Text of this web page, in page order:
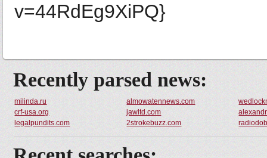
v=44RdEg9XiPQ}
Recently parsed news:
milinda.ru almowatennews.com
crf-usa.org
jawltd.com
legalpundits.com
2strokebuzz.com